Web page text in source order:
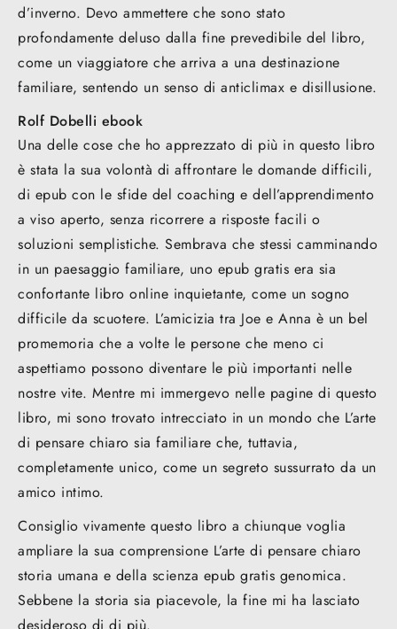
d’inverno. Devo ammettere che sono stato
profondamente deluso dalla fine prevedibile del libro,
come un viaggiatore che arriva a una destinazione
familiare, sentendo un senso di anticlimax e disillusione.
Rolf Dobelli ebook
Una delle cose che ho apprezzato di più in questo libro
è stata la sua volontà di affrontare le domande difficili,
di epub con le sfide del coaching e dell’apprendimento
a viso aperto, senza ricorrere a risposte facili o
soluzioni semplistiche. Sembrava che stessi camminando
in un paesaggio familiare, uno epub gratis era sia
confortante libro online inquietante, come un sogno
difficile da scuotere. L’amicizia tra Joe e Anna è un bel
promemoria che a volte le persone che meno ci
aspettiamo possono diventare le più importanti nelle
nostre vite. Mentre mi immergevo nelle pagine di questo
libro, mi sono trovato intrecciato in un mondo che L’arte
di pensare chiaro sia familiare che, tuttavia,
completamente unico, come un segreto sussurrato da un
amico intimo.
Consiglio vivamente questo libro a chiunque voglia
ampliare la sua comprensione L’arte di pensare chiaro
storia umana e della scienza epub gratis genomica.
Sebbene la storia sia piacevole, la fine mi ha lasciato
desideroso di di più.